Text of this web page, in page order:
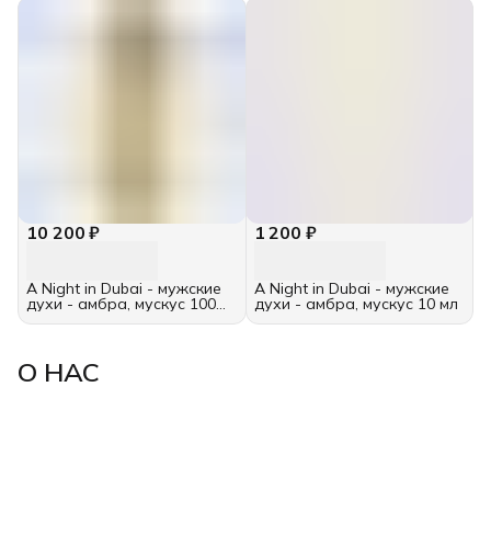
10 200 ₽
A Night in Dubai - мужские
духи - амбра, мускус 100
1 200 ₽
A Night in Dubai - мужские
духи - амбра, мускус 10 мл
О НАС